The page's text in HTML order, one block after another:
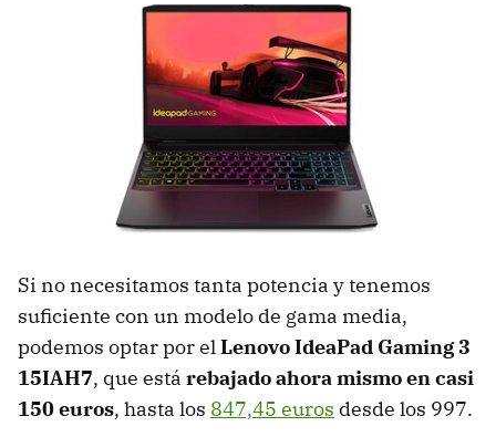
Si no necesitamos tanta potencia y tenemos
suficiente con un modelo de gama media,
podemos optar por elLenovo IdeaPad Gaming 3
15IAH7, que está rebajado ahora mismo en casi
150 euros, hasta los 847,45 euros desde los 997.